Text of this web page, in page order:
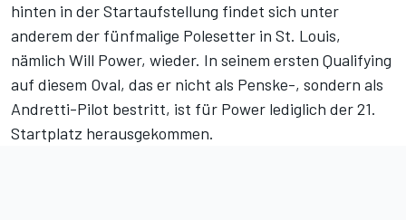
hinten in der Startaufstellung findet sich unter
anderem der fünfmalige Polesetter in St. Louis,
nämlich Will Power, wieder. In seinem ersten Qualifying
auf diesem Oval, das er nicht als Penske-, sondern als
Andretti-Pilot bestritt, ist für Power lediglich der 21.
Startplatz herausgekommen.